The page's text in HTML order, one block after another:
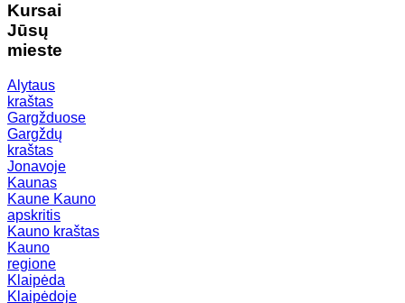
Kursai
Jūsų
mieste
Alytaus
kraštas
Gargžduose
Gargždų
kraštas
Jonavoje
Kaunas
Kaune Kauno
apskritis
Kauno kraštas
Kauno
regione
Klaipėda
Klaipėdoje